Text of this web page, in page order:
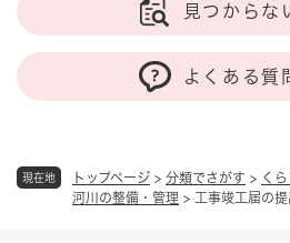
現在地 トップページ > 分類でさがす > くら
河川の整備・管理 > 工事竣工届の
見つからな
よくある質